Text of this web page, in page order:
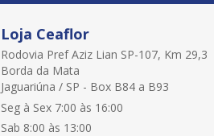
Loja Ceaflor
Rodovia Pref Aziz Lian SP-107, Km 29,3
Borda da Mata
Jaguariúna / SP - Box B84 a B93
Seg à Sex 7:00 às 16:00
Sab 8:00 às 13:00